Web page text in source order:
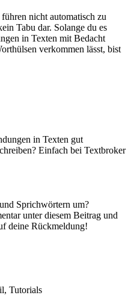
nicht automatisch zu
Tabu dar. Solange du es
in Texten mit Bedacht
verkommen lässt, bist
in Texten gut
Einfach bei Textbroker
Sprichwörtern um?
unter diesem Beitrag und
deine Rückmeldung!
Tutorials